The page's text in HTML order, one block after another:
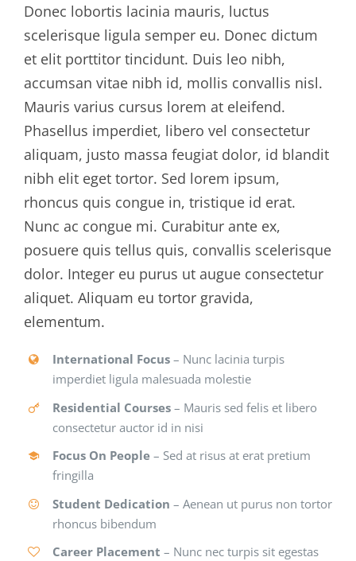
Donec lobortis lacinia mauris, luctus
scelerisque ligula semper eu. Donec dictum
et elit porttitor tincidunt. Duis leo nibh,
accumsan vitae nibh id, mollis convallis nisl.
Mauris varius cursus lorem at eleifend.
Phasellus imperdiet, libero vel consectetur
aliquam, justo massa feugiat dolor, id blandit
nibh elit eget tortor. Sed lorem ipsum,
rhoncus quis congue in, tristique id erat.
Nunc ac congue mi. Curabitur ante ex,
posuere quis tellus quis, convallis scelerisque
dolor. Integer eu purus ut augue consectetur
aliquet. Aliquam eu tortor gravida,
elementum.
International Focus – Nunc lacinia turpis
imperdiet ligula malesuada molestie
Residential Courses – Mauris sed felis et libero
consectetur auctor id in nisi
Focus On People – Sed at risus at erat pretium
fringilla
Student Dedication – Aenean ut purus non tortor
rhoncus bibendum
Career Placement – Nunc nec turpis sit egestas